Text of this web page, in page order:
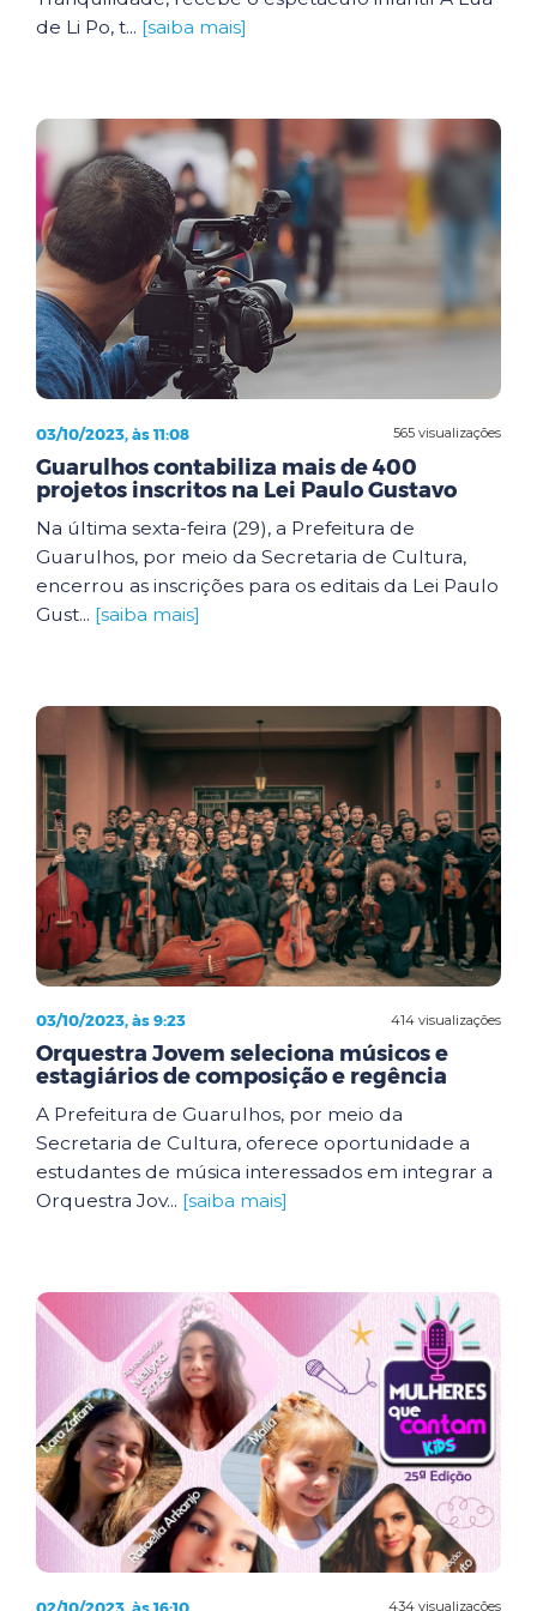
de Li Po, t... [saiba mais]
565 visualizações
03/10/2023, às 11:08
Guarulhos contabiliza mais de 400
projetos inscritos na Lei Paulo Gustavo
Na última sexta-feira (29), a Prefeitura de
Guarulhos, por meio da Secretaria de Cultura,
encerrou as inscrições para os editais da Lei Paulo
Gust... [saiba mais]
414 visualizações
03/10/2023, às 9:23
Orquestra Jovem seleciona músicos e
estagiários de composição e regência
A Prefeitura de Guarulhos, por meio da
Secretaria de Cultura, oferece oportunidade a
estudantes de música interessados em integrar a
Orquestra Jov... [saiba mais]
434 visualizações
02/10/2023, às 16:10